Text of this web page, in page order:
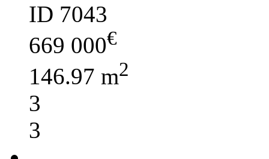
ID 7043
669 000€
146.97 m2
3
3